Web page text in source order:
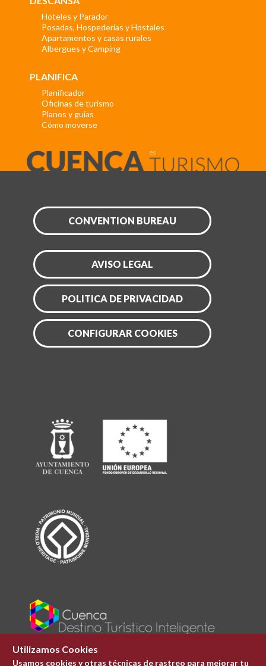
Hoteles y Parador
Posadas, Hospederías y Hostales
Apartamentos y casas rurales
Albergues y Camping
PLANIFICA
Planificador
Oficinas de turismo
Planos y guías
Cómo moverse
CONVENTION BUREAU
AVISO LEGAL
POLITICA DE PRIVACIDAD
CONFIGURAR COOKIES
Utilizamos Cookies
Usamos cookies y otras técnicas de rastreo para mejorar tu